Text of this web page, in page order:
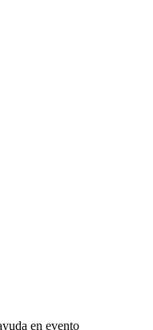
en evento